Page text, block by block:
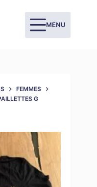
MENU
FEMMES
G